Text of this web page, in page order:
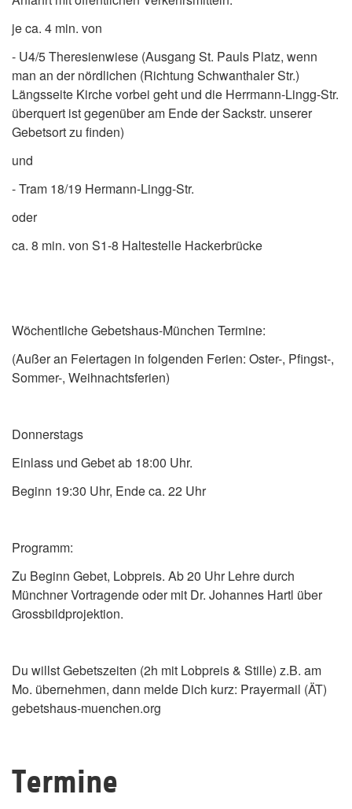
je ca. 4 min. von
- U4/5 Theresienwiese (Ausgang St. Pauls Platz, wenn
man an der nördlichen (Richtung Schwanthaler Str.)
Längsseite Kirche vorbei geht und die Herrmann-Lingg-Str.
überquert ist gegenüber am Ende der Sackstr. unserer
Gebetsort zu finden)
und
- Tram 18/19 Hermann-Lingg-Str.
oder
ca. 8 min. von S1-8 Haltestelle Hackerbrücke
Wöchentliche Gebetshaus-München Termine:
(Außer an Feiertagen in folgenden Ferien: Oster-, Pfingst-,
Sommer-, Weihnachtsferien)
Donnerstags
Einlass und Gebet ab 18:00 Uhr.
Beginn 19:30 Uhr, Ende ca. 22 Uhr
Programm:
Zu Beginn Gebet, Lobpreis. Ab 20 Uhr Lehre durch
Münchner Vortragende oder mit Dr. Johannes Hartl über
Grossbildprojektion.
Du willst Gebetszeiten (2h mit Lobpreis & Stille) z.B. am
Mo. übernehmen, dann melde Dich kurz: Prayermail (ÄT)
gebetshaus-muenchen.org
Termine